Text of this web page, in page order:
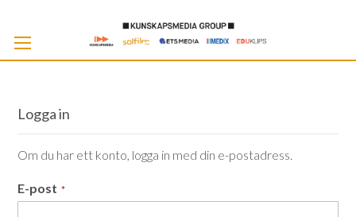
Logga in
Om du har ett konto, logga in med din e-postadress.
E-post